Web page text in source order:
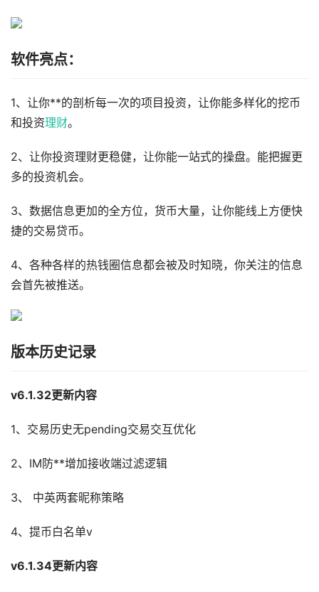
软件亮点：
1、让你**的剖析每一次的项目投资，让你能多样化的挖币
和投资理财。
2、让你投资理财更稳健，让你能一站式的操盘。能把握更
多的投资机会。
3、数据信息更加的全方位，货币大量，让你能线上方便快
捷的交易贷币。
4、各种各样的热钱圈信息都会被及时知晓，你关注的信息
会首先被推送。
版本历史记录
v6.1.32更新内容
1、交易历史无pending交易交互优化
2、IM防**增加接收端过滤逻辑
3、 中英两套昵称策略
4、提币白名单v
v6.1.34更新内容